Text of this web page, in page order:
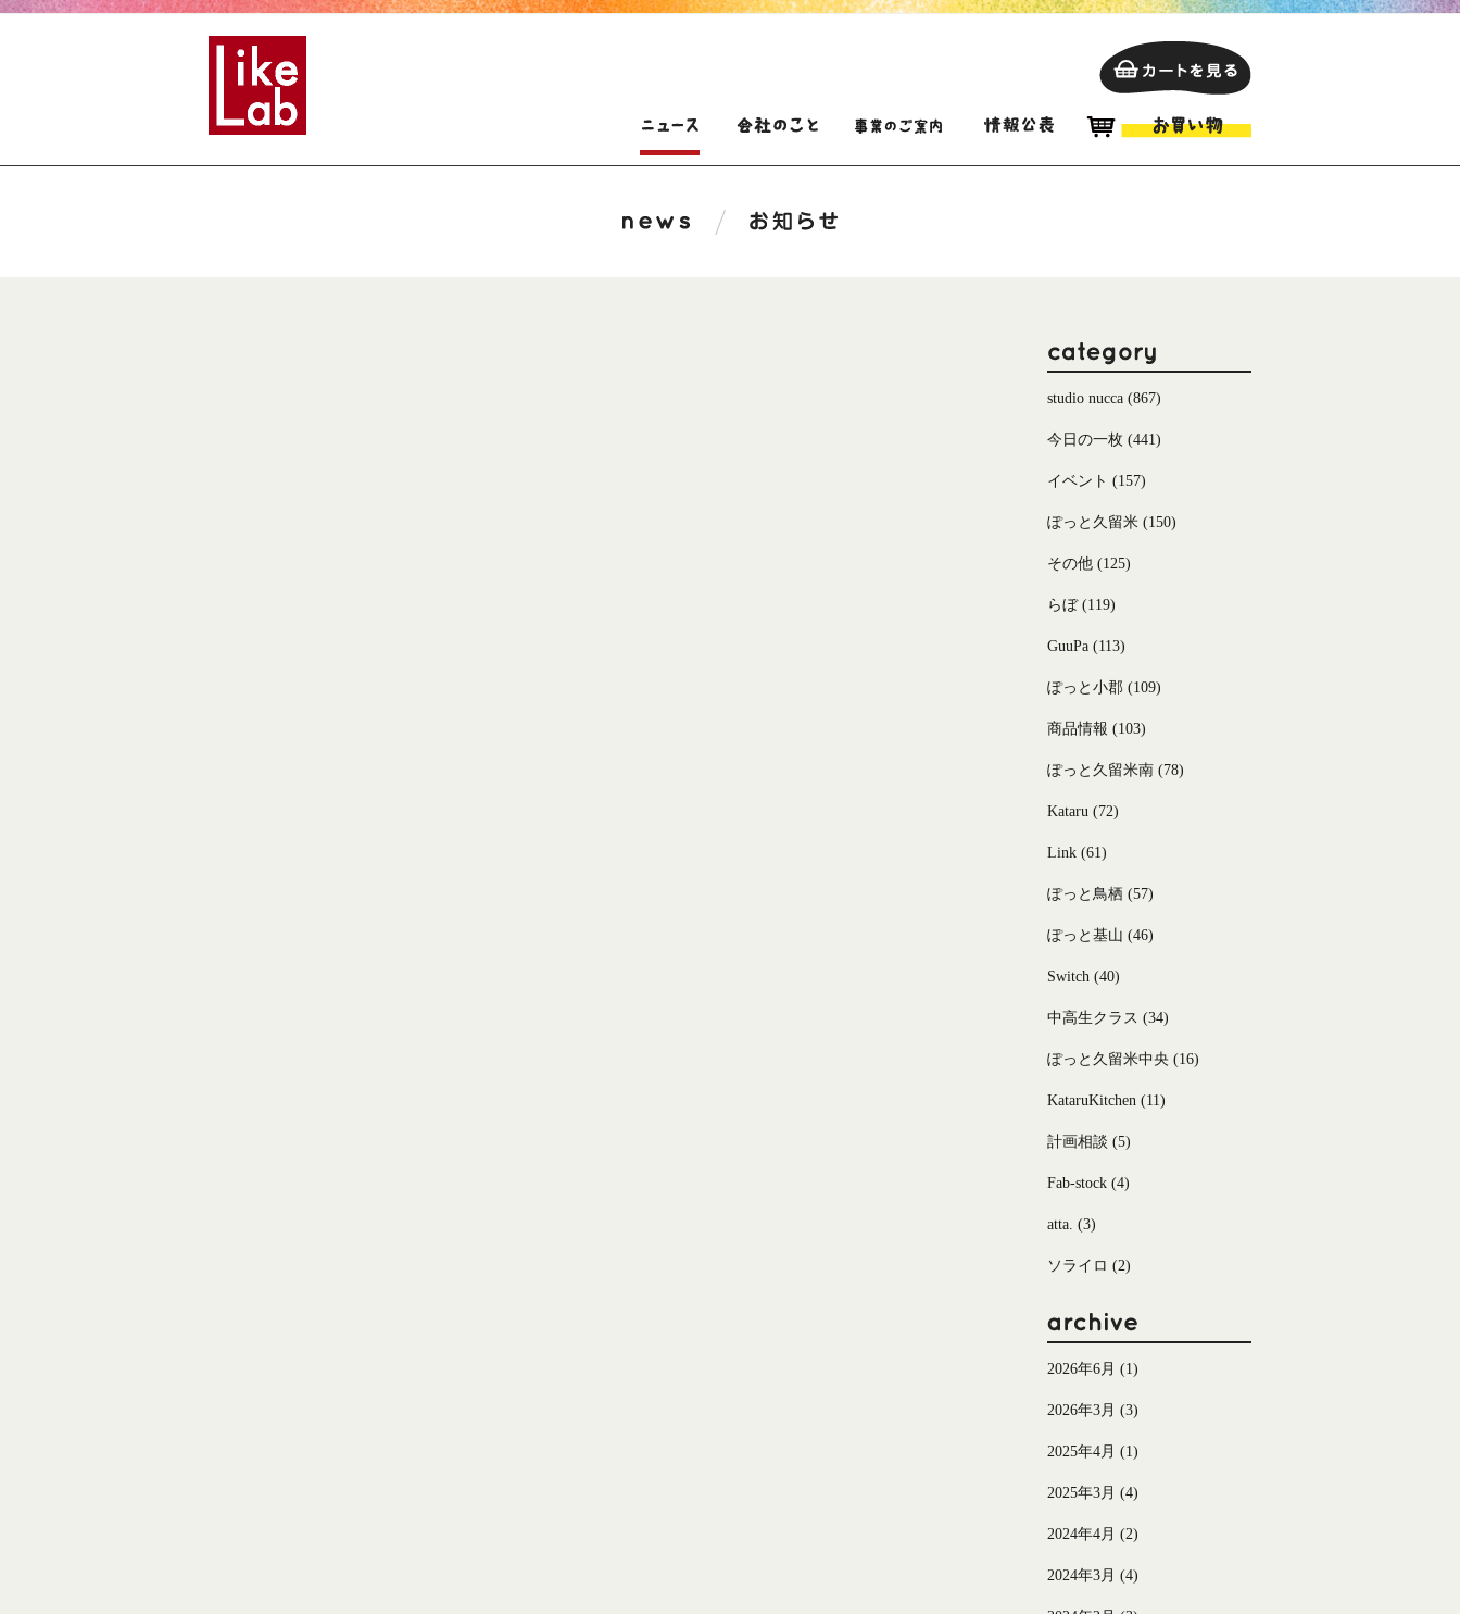
studio nucca (867)
今日の一枚 (441)
イベント (157)
ぽっと久留米 (150)
その他 (125)
らぼ(119)
GuuPa (113)
ぽっと小郡 (109)
商品情報 (103)
ぽっと久留米南 (78)
Kataru (72)
Link (61)
ぽっと鳥栖 (57)
ぽっと基山 (46)
Switch (40)
中高生クラス (34)
ぽっと久留米中央 (16)
KataruKitchen (11)
計画相談 (5)
Fab-stock (4)
atta. (3)
ソライロ (2)
2026年6月 (1)
2026年3月 (3)
2025年4月 (1)
2025年3月 (4)
2024年4月 (2)
2024年3月 (4)